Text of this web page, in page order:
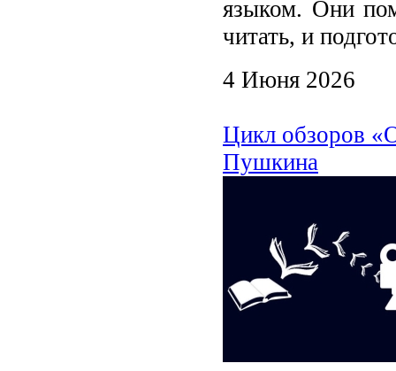
языком. Они
читать, и
4 Июня 2026
Цикл обзоров
Пушкина